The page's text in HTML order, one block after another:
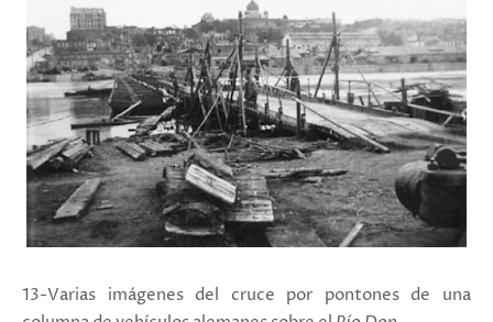
13-Varias imágenes del cruce por pontones de una